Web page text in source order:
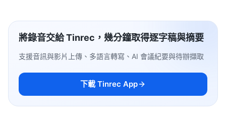
將錄音交給 Tinrec，幾分鐘取得逐字稿與摘要
支援音訊與影片上傳、多語言轉寫、AI 會議紀要與待辦擷取
下載 Tinrec App